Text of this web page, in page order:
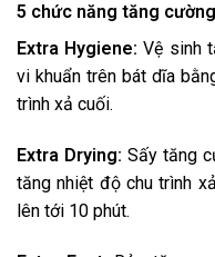
5 chức năng tăng cường
Extra Hygiene:Vệ sinh
vi khuẩn trên bát dĩa
trình xả cuối.
Extra Drying:Sấy tăng
tăng nhiệt độ chu trình
lên tới 10 phút.